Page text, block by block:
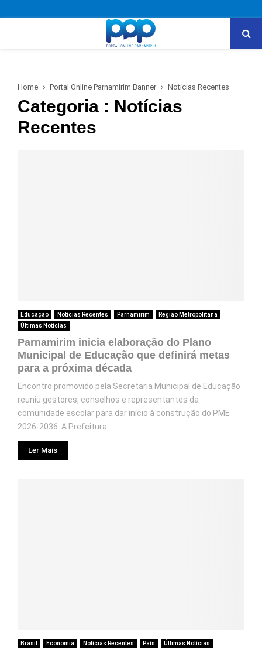
Home Portal Online Parnamirim Banner Notícias Recentes
Categoria : Notícias
Recentes
Educação Notícias Recentes Parnamirim
Região Metropolitana
Últimas Notícias
Parnamirim inicia elaboração do Plano
Municipal de Educação que definirá metas
para a próxima década
Encontro promovido pela Secretaria Municipal de Educação
reuniu gestores, conselhos e representantes da
comunidade escolar para dar início à construção do PME
2026-2036. A Prefeitura...
Ler Mais
Brasil Economia Notícias Recentes País Últimas Notícias